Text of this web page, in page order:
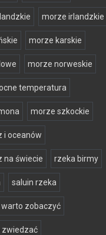
morze irlandzkie
morze karskie
morze norweskie
temperatura
morze szkockie
i oceanów
na świecie rzeka birmy
saluin rzeka
zobaczyć
zwiedzać